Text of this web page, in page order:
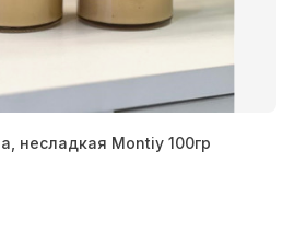
несладкая Montiy 100гр